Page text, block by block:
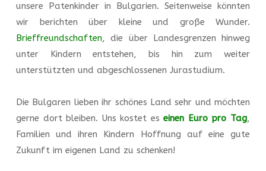
unsere Patenkinder in Bulgarien. Seitenweise könnten
wir berichten über kleine und große Wunder.
Brieffreundschaften, die über Landesgrenzen hinweg
unter Kindern entstehen, bis hin zum weiter
unterstützten und abgeschlossenen Jurastudium.
Die Bulgaren lieben ihr schönes Land sehr und möchten
gerne dort bleiben. Uns kostet eseinen Euro pro Tag,
Familien und ihren Kindern Hoffnung auf eine gute
Zukunft im eigenen Land zu schenken!